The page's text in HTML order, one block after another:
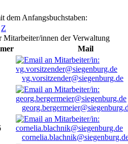
dem Anfangsbuchstaben:
Z
Mitarbeiter/innen der Verwaltung
Mail
vg.vorsitzender@siegenburg.de